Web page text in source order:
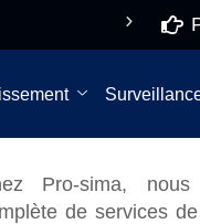
Pro-sima,
de services